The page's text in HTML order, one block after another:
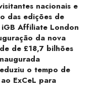
nacionais e
das edições de
Affiliate London
da nova
de £18,7 bilhões
o tempo de
ExCeL para